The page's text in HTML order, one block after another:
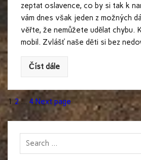
zeptat oslavence, co by si tak k
vám dnes však jeden z možných
věřte, že nemůžete udělat chybu.
mobil. Zvlášť naše děti si bez
Číst dále
Stránkování
příspěvků
Page
1 Page
2 Page
4 Next page